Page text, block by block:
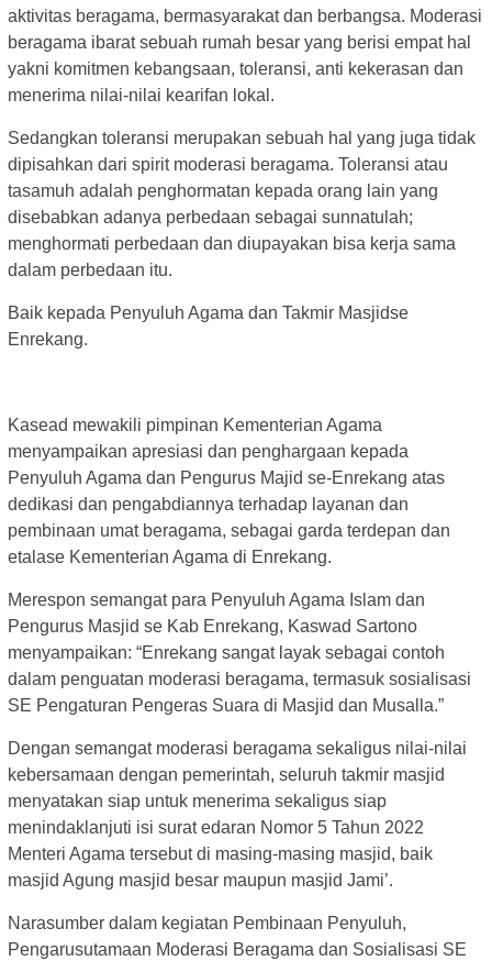
aktivitas beragama, bermasyarakat dan berbangsa. Moderasi
beragama ibarat sebuah rumah besar yang berisi empat hal
yakni komitmen kebangsaan, toleransi, anti kekerasan dan
menerima nilai-nilai kearifan lokal.
Sedangkan toleransi merupakan sebuah hal yang juga tidak
dipisahkan dari spirit moderasi beragama. Toleransi atau
tasamuh adalah penghormatan kepada orang lain yang
disebabkan adanya perbedaan sebagai sunnatulah;
menghormati perbedaan dan diupayakan bisa kerja sama
dalam perbedaan itu.
Baik kepada Penyuluh Agama dan Takmir Masjidse
Enrekang.
Kasead mewakili pimpinan Kementerian Agama
menyampaikan apresiasi dan penghargaan kepada
Penyuluh Agama dan Pengurus Majid se-Enrekang atas
dedikasi dan pengabdiannya terhadap layanan dan
pembinaan umat beragama, sebagai garda terdepan dan
etalase Kementerian Agama di Enrekang.
Merespon semangat para Penyuluh Agama Islam dan
Pengurus Masjid se Kab Enrekang, Kaswad Sartono
menyampaikan: “Enrekang sangat layak sebagai contoh
dalam penguatan moderasi beragama, termasuk sosialisasi
SE Pengaturan Pengeras Suara di Masjid dan Musalla.”
Dengan semangat moderasi beragama sekaligus nilai-nilai
kebersamaan dengan pemerintah, seluruh takmir masjid
menyatakan siap untuk menerima sekaligus siap
menindaklanjuti isi surat edaran Nomor 5 Tahun 2022
Menteri Agama tersebut di masing-masing masjid, baik
masjid Agung masjid besar maupun masjid Jami’.
Narasumber dalam kegiatan Pembinaan Penyuluh,
Pengarusutamaan Moderasi Beragama dan Sosialisasi SE